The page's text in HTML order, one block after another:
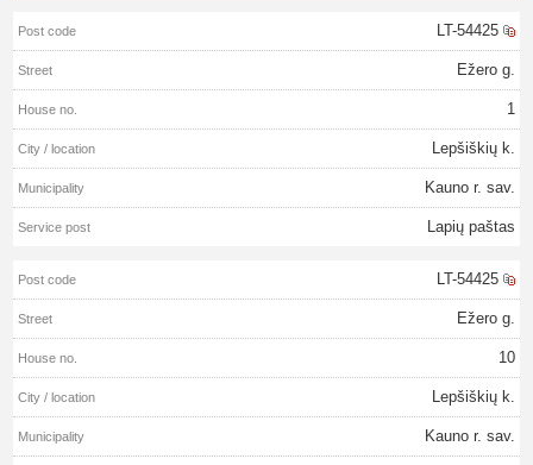
LT-54425
Ežero g.
1
Lepšiškių k.
Kauno r. sav.
Lapių paštas
LT-54425
Ežero g.
10
Lepšiškių k.
Kauno r. sav.